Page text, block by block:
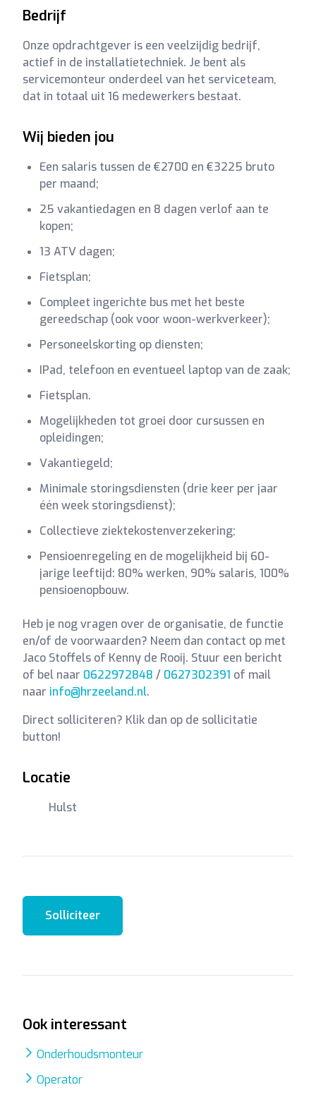
Bedrijf
Onze opdrachtgever is een veelzijdig bedrijf,
actief in de installatietechniek. Je bent als
servicemonteur onderdeel van het serviceteam,
dat in totaal uit 16 medewerkers bestaat.
Wij bieden jou
Een salaris tussen de €2700 en €3225 bruto
per maand;
25 vakantiedagen en 8 dagen verlof aan te
kopen;
13 ATV dagen;
Fietsplan;
Compleet ingerichte bus met het beste
gereedschap (ook voor woon-werkverkeer);
Personeelskorting op diensten;
IPad, telefoon en eventueel laptop van de zaak;
Fietsplan.
Mogelijkheden tot groei door cursussen en
opleidingen;
Vakantiegeld;
Minimale storingsdiensten (drie keer per jaar
één week storingsdienst);
Collectieve ziektekostenverzekering;
Pensioenregeling en de mogelijkheid bij 60-
jarige leeftijd: 80% werken, 90% salaris, 100%
pensioenopbouw.
Heb je nog vragen over de organisatie, de functie
en/of de voorwaarden? Neem dan contact op met
Jaco Stoffels of Kenny de Rooij. Stuur een bericht
of bel naar 0622972848 / 0627302391 of mail
naar info@hrzeeland.nl.
Direct solliciteren? Klik dan op de sollicitatie
button!
Locatie
Hulst
Solliciteer
Ook interessant
Onderhoudsmonteur
Operator